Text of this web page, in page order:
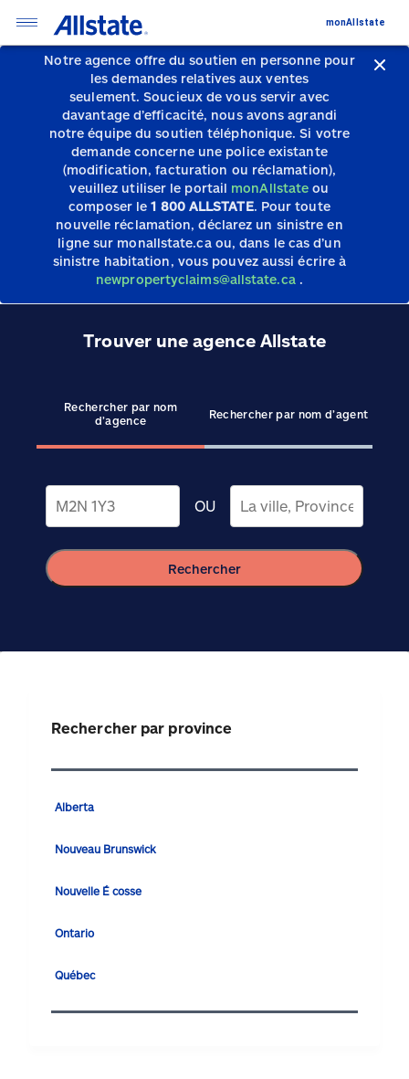
Notre agence offre du soutien en personne pour
les demandes relatives aux ventes
seulement.Soucieux de vous servir avec
davantage d’efficacité, nous avons agrandi
notre équipe du soutien téléphonique.Si votre
demande concerne une police existante
(modification, facturation ou réclamation),
veuillez utiliser le portail monAllstate ou
composer le1 800 ALLSTATE. Pour toute
nouvelle réclamation, déclarez un sinistre en
ligne sur monallstate.ca ou, dans le cas d’un
sinistre habitation, vous pouvez aussi écrire à
newpropertyclaims@allstate.ca .
monAllstate
Trouver une agence Allstate
Rechercher par nom
d’agence
Rechercher par nom d’agent
OU
Rechercher
Rechercher par province
Alberta
Nouveau Brunswick
Nouvelle É cosse
Ontario
Québec